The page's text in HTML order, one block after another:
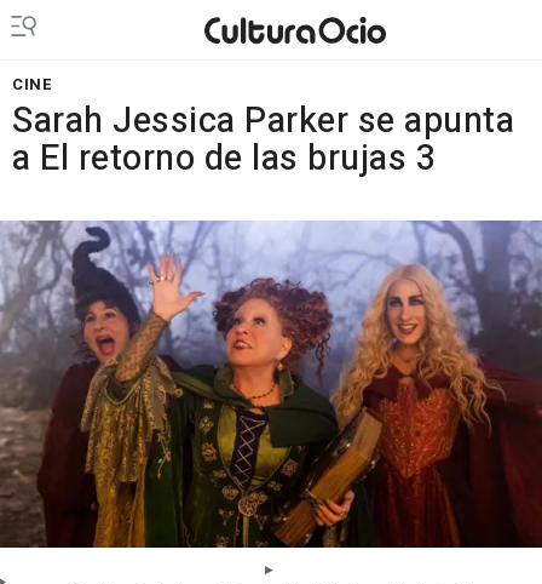
CINE
Sarah Jessica Parker se apunta
a El retorno de las brujas 3